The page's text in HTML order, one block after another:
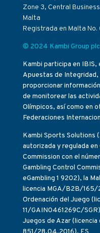
Zone 3, Central
Malta
Registrada en Malta No.
© 2024 Kambi Group plc
Kambi participa en
Apuestas de Integridad,
proporcionar
de monitorear las
Olímpicos, así como en
Federaciones
Kambi Sports Solutions
autorizada y regulada en
Commission con el
Gambling Control
eGambling 1 9202), la
licencia MGA/B2B/165/
Ordenación del Juego
11/GAIN0461269C/
Juegos de Azar (licencia